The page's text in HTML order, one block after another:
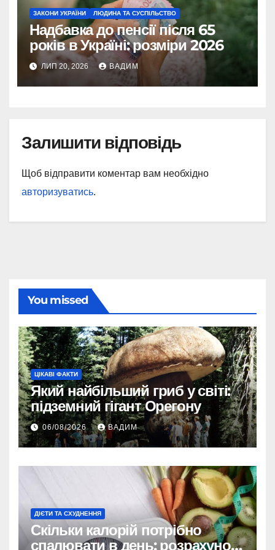
ЗАКОНИ УКРАЇНИ ЛЮДИНА ТА СУСПІЛЬСТВО
Надбавка до пенсії після 65
років в Україні: розміри 2026
ЛИП 20, 2026 ВАДИМ
Залишити відповідь
Щоб відправити коментар вам необхідно
авторизуватись.
You missed
ЦІКАВІ ФАКТИ
Який найбільший гриб у світі:
підземний гігант Орегону
06/08/2026 ВАДИМ
ДІЄТИ ТА СХУДНЕННЯ
Скільки калорій потрібно
спалювати в день: розрахунок